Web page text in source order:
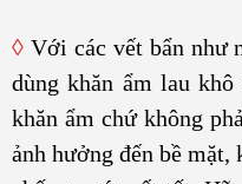
◊ Với các vết bẩn
dùng khăn ẩm lau
khăn ẩm chứ không
ảnh hưởng đến bề mặt,